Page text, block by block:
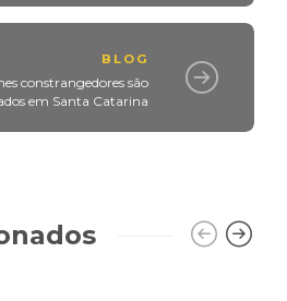
BLOG
constrangedores são
em Santa Catarina